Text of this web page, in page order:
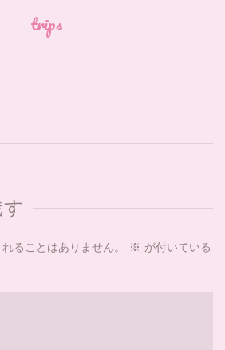
trips
ることはありません。 ※ が付いている